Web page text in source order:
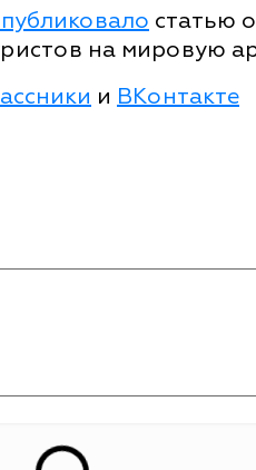
статью
на мировую
и ВКонтакте